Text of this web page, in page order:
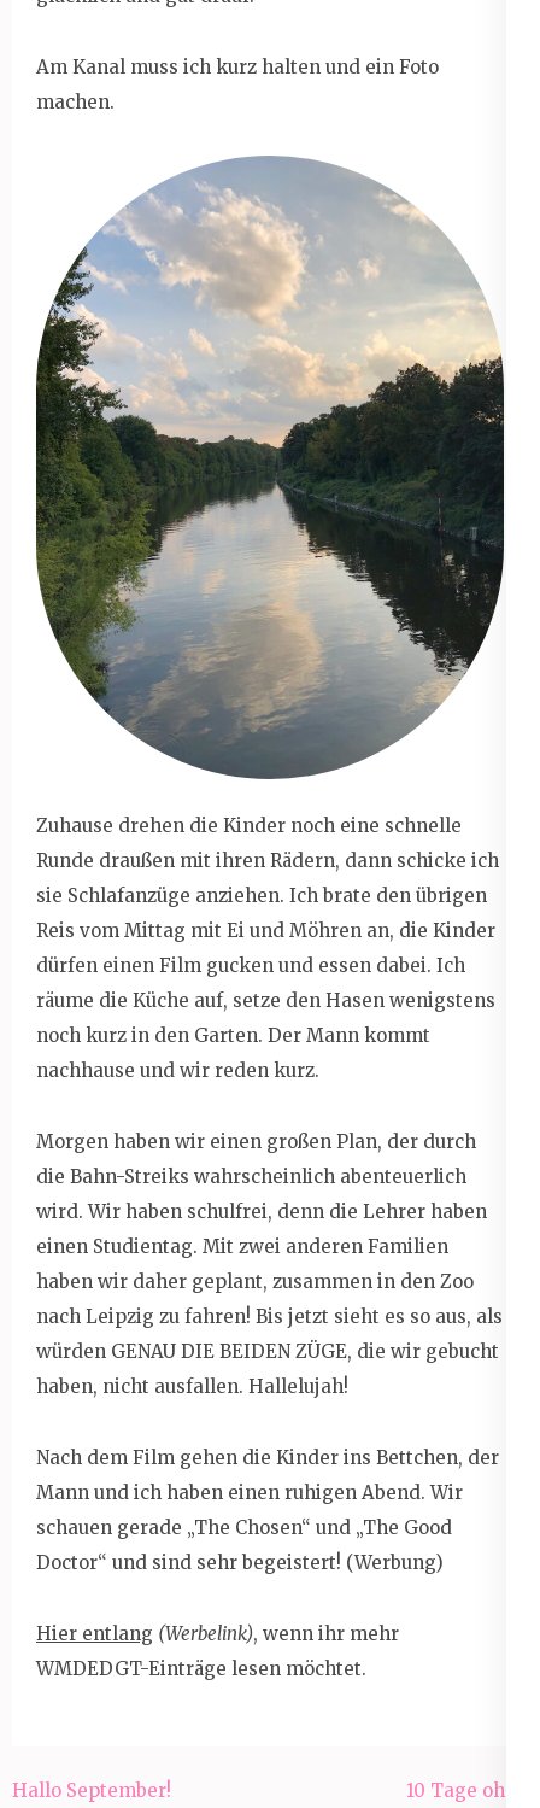
Am Kanal muss ich kurz halten und ein Foto
machen.
Zuhause drehen die Kinder noch eine schnelle
Runde draußen mit ihren Rädern, dann schicke ich
sie Schlafanzüge anziehen. Ich brate den übrigen
Reis vom Mittag mit Ei und Möhren an, die Kinder
dürfen einen Film gucken und essen dabei. Ich
räume die Küche auf, setze den Hasen wenigstens
noch kurz in den Garten. Der Mann kommt
nachhause und wir reden kurz.
Morgen haben wir einen großen Plan, der durch
die Bahn-Streiks wahrscheinlich abenteuerlich
wird. Wir haben schulfrei, denn die Lehrer haben
einen Studientag. Mit zwei anderen Familien
haben wir daher geplant, zusammen in den Zoo
nach Leipzig zu fahren! Bis jetzt sieht es so aus, als
würden GENAU DIE BEIDEN ZÜGE, die wir gebucht
haben, nicht ausfallen. Hallelujah!
Nach dem Film gehen die Kinder ins Bettchen, der
Mann und ich haben einen ruhigen Abend. Wir
schauen gerade „The Chosen“ und „The Good
Doctor“ und sind sehr begeistert! (Werbung)
Hier entlang (Werbelink), wenn ihr mehr
WMDEDGT-Einträge lesen möchtet.
Beitragsnavigation
Hallo September! 10 Tage ohne